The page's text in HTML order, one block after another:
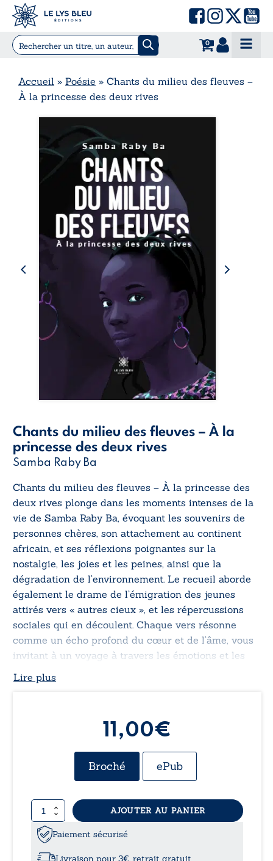
0
Accueil » Poésie » Chants du milieu des fleuves –
À la princesse des deux rives
Chants du milieu des fleuves – À la
princesse des deux rives
Samba Raby Ba
Chants du milieu des fleuves – À la princesse des
deux rives plonge dans les moments intenses de la
vie de Samba Raby Ba, évoquant les souvenirs de
personnes chères, son attachement au continent
africain, et ses réflexions poignantes sur la
nostalgie, les joies et les peines, ainsi que la
dégradation de l’environnement. Le recueil aborde
également le drame de l’émigration des jeunes
attirés vers « autres cieux », et les répercussions
sociales qui en découlent. Chaque vers résonne
comme un écho profond du cœur et de l’âme, vous
invitant à un voyage à travers les émotions et les
cultures.
Lire plus
11,00€
Broché ePub
quantité
de
Chants
milieu
AJOUTER AU PANIER
Paiement sécurisé
Livraison pour 3€, retrait gratuit